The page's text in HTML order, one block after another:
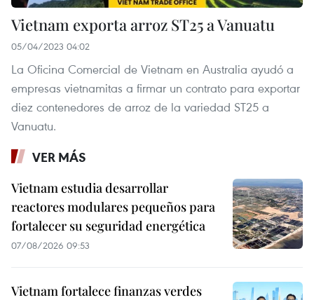
Vietnam exporta arroz ST25 a Vanuatu
05/04/2023 04:02
La Oficina Comercial de Vietnam en Australia ayudó a
empresas vietnamitas a firmar un contrato para exportar
diez contenedores de arroz de la variedad ST25 a
Vanuatu.
VER MÁS
Vietnam estudia desarrollar
reactores modulares pequeños para
fortalecer su seguridad energética
07/08/2026 09:53
Vietnam fortalece finanzas verdes